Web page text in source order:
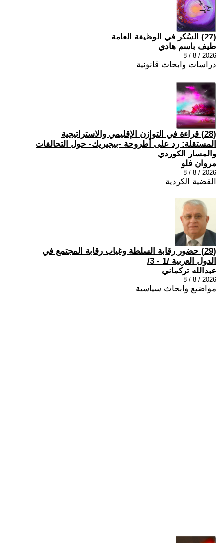
(27) السُكر في الوظيفة العامة
طيف باسم هادي
2026 / 8 / 8
دراسات وابحاث قانونية
(28) قراءة في التوازن الإقليمي والاستراتيجية
المستقلة: رد على أطروحة -بيجيريك- حول التحالفات
والمسار الكوردي
مروان فلو
2026 / 8 / 8
القضية الكردية
(29) حضور رقابة السلطة وغياب رقابة المجتمع في
الدول العربية /1 - 3/
عبدالله تركماني
2026 / 8 / 8
مواضيع وابحاث سياسية